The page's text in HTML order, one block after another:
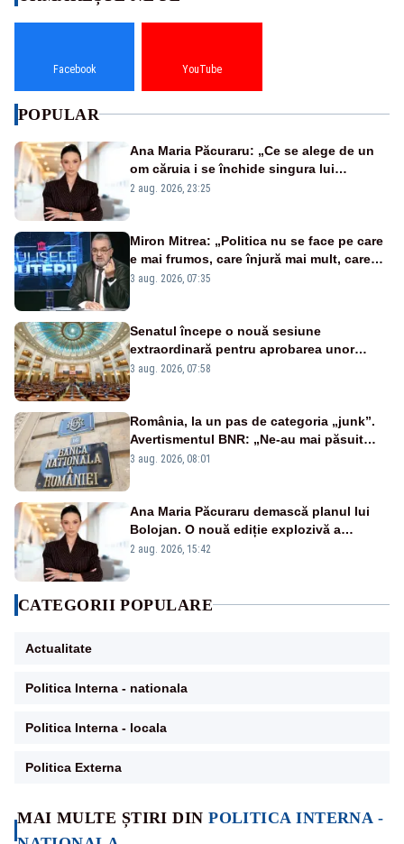
MAI MULTE ȘTIRI DINPOLITICA INTERNA -
Facebook YouTube
POPULAR
Ana Maria Păcuraru: „Ce se alege de un
om căruia i se închide singura lui
portiță?”
2 aug. 2026, 23:25
Miron Mitrea: „Politica nu se face pe care
e mai frumos, care înjură mai mult, care
țipă mai tare, ci pe proiecte”
3 aug. 2026, 07:35
Senatul începe o nouă sesiune
extraordinară pentru aprobarea unor
jaloane din PNRR
3 aug. 2026, 07:58
România, la un pas de categoria „junk”.
Avertismentul BNR: „Ne-au mai păsuit
pentru câteva luni”
3 aug. 2026, 08:01
Ana Maria Păcuraru demască planul lui
Bolojan. O nouă ediție explozivă a
emisiunii „Miza Zilei” la Realitatea PLUS
2 aug. 2026, 15:42
CATEGORII POPULARE
Actualitate
Politica Interna - nationala
Politica Interna - locala
Politica Externa